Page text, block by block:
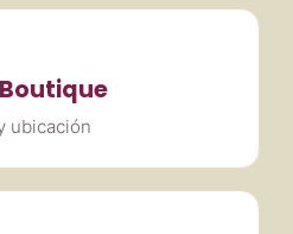
Boutique
ubicación